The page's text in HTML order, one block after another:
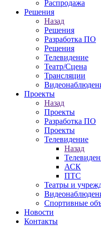
Распродажа
Решения
Назад
Решения
Разработка ПО
Решения
Телевидение
Театр/Сцена
Трансляции
Проекты
Назад
Проекты
Разработка ПО
Проекты
Телевидение
Назад
АСК
ПТС
Театры и
Спортивные
Новости
Контакты